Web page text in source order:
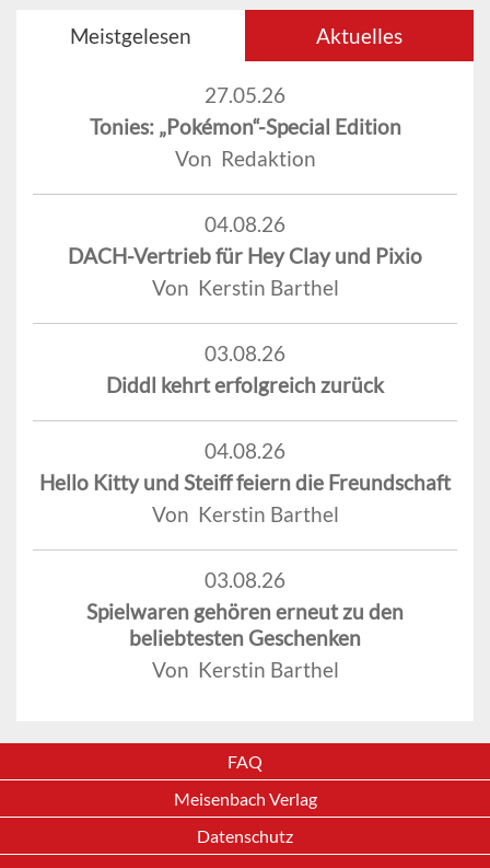
Meistgelesen Aktuelles
27.05.26
Tonies: „Pokémon“-Special Edition
Von Redaktion
04.08.26
DACH-Vertrieb für Hey Clay und Pixio
Von Kerstin Barthel
03.08.26
Diddl kehrt erfolgreich zurück
04.08.26
Hello Kitty und Steiff feiern die Freundschaft
Von Kerstin Barthel
03.08.26
Spielwaren gehören erneut zu den
beliebtesten Geschenken
Von Kerstin Barthel
FAQ
Meisenbach Verlag
Datenschutz